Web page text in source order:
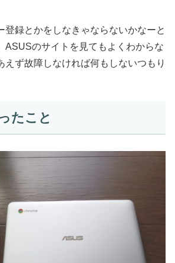
登録とかをしなきゃならないかなーと
ASUSのサイトを見てもよくわからな
えず故障しなければ何もしないつもり
たこと